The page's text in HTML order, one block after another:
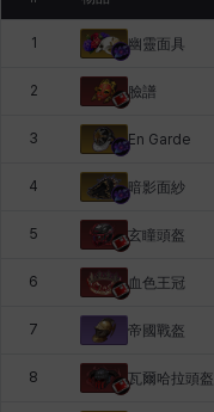
1 幽靈面具
2 臉譜
3 En Garde
4 暗影面紗
5 玄瞳頭盔
6 血色王冠
7 帝國戰盔
8 瓦爾哈拉頭盔